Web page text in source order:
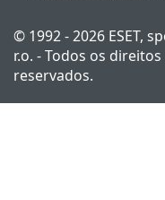
© 1992 - 2026 ESET,
r.o. - Todos os direitos
reservados.